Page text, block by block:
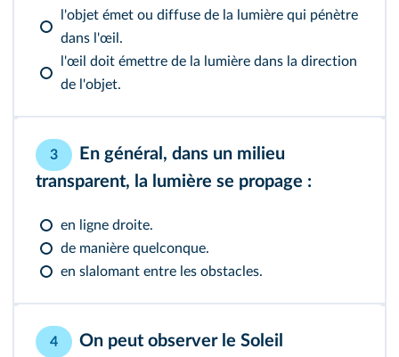
l'objet émet ou diffuse de la lumière qui pénètre
dans l'œil.
l'œil doit émettre de la lumière dans la direction
de l'objet.
3
En général, dans un milieu
transparent, la lumière se propage :
en ligne droite.
de manière quelconque.
en slalomant entre les obstacles.
4
On peut observer le Soleil